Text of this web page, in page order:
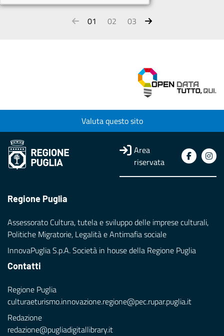
01 02 03
Valuta questo sito
Area
riservata
Regione Puglia
Assessorato Cultura, tutela e sviluppo delle imprese culturali,
Politiche Migratorie, Legalità e Antimafia sociale
InnovaPuglia S.p.A. Società in house della Regione Puglia
Contatti
Regione Puglia
culturaeturismo.innovazione.regione@pec.rupar.puglia.it
Redazione
redazione@pugliadigitallibrary.it